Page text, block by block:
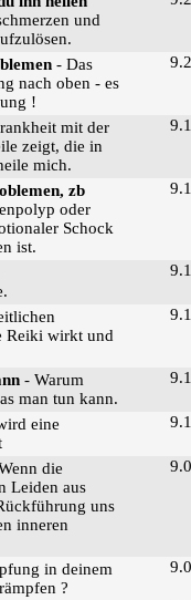
und
- Das
nach oben - es
!
9.2
mit der
zeigt, die in
mich.
9.1
zb
oder
Schock
ist.
9.1
9.1
Reiki wirkt und
9.1
- Warum
man tun kann.
9.1
eine
9.1
die
Leiden aus
uns
inneren
9.0
in deinem
?
9.0